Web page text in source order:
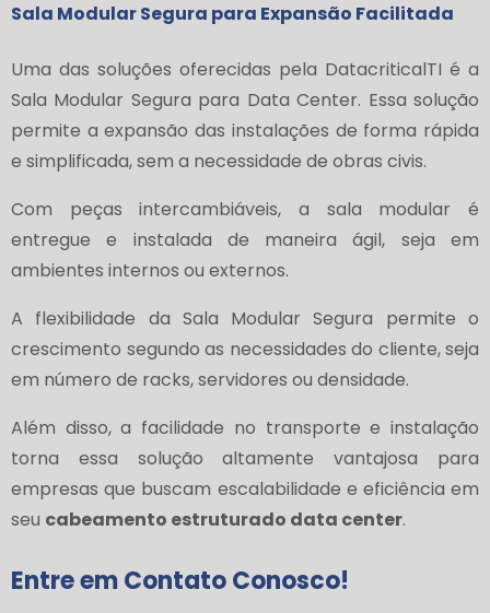
Sala Modular Segura para Expansão Facilitada
Uma das soluções oferecidas pela DatacriticalTI é a
Sala Modular Segura para Data Center. Essa solução
permite a expansão das instalações de forma rápida
e simplificada, sem a necessidade de obras civis.
Com peças intercambiáveis, a sala modular é
entregue e instalada de maneira ágil, seja em
ambientes internos ou externos.
A flexibilidade da Sala Modular Segura permite o
crescimento segundo as necessidades do cliente, seja
em número de racks, servidores ou densidade.
Além disso, a facilidade no transporte e instalação
torna essa solução altamente vantajosa para
empresas que buscam escalabilidade e eficiência em
seu cabeamento estruturado data center.
Entre em Contato Conosco!